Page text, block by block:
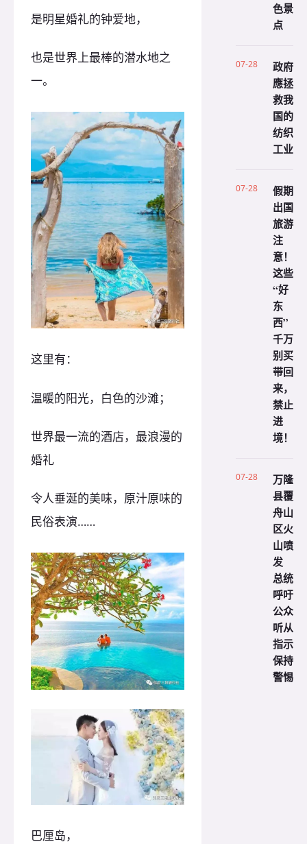
是明星婚礼的钟爱地，
也是世界上最棒的潜水地之
一。
这里有：
温暖的阳光，白色的沙滩；
世界最一流的酒店，最浪漫的
婚礼
令人垂涎的美味，原汁原味的
民俗表演……
巴厘岛，
色景
点
07-28
政府
應拯
救我
国的
纺织
工业
07-28
假期
出国
旅游
注
意！
这些
“好
东
西”
千万
别买
带回
来，
禁止
进
境！
07-28
万隆
县覆
舟山
区火
山喷
发
总统
呼吁
公众
听从
指示
保持
警惕